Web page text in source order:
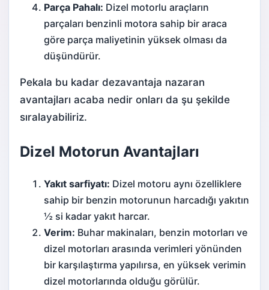
Parça Pahalı: Dizel motorlu araçların
parçaları benzinli motora sahip bir araca
göre parça maliyetinin yüksek olması da
düşündürür.
Pekala bu kadar dezavantaja nazaran
avantajları acaba nedir onları da şu şekilde
sıralayabiliriz.
Dizel Motorun Avantajları
Yakıt sarfiyatı: Dizel motoru aynı özelliklere
sahip bir benzin motorunun harcadığı yakıtın
½ si kadar yakıt harcar.
Verim: Buhar makinaları, benzin motorları ve
dizel motorları arasında verimleri yönünden
bir karşılaştırma yapılırsa, en yüksek verimin
dizel motorlarında olduğu görülür.